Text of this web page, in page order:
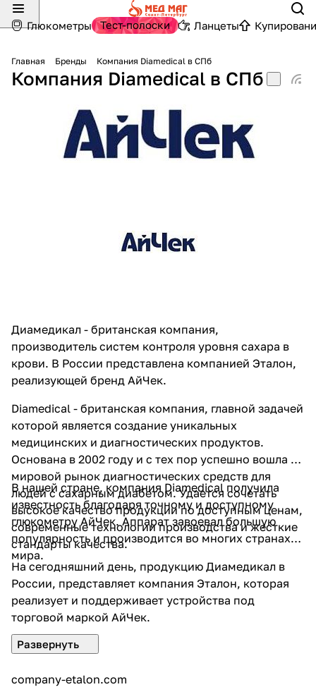
Глюкометры Тест-полоски Ланцеты
Главная Бренды Компания Diamedical в СПб
Компания Diamedical в СПб
Диамедикал - британская компания,
производитель систем контроля уровня сахара в
крови. В России представлена компанией Эталон,
реализующей бренд АйЧек.
Diamedical - британская компания, главной задачей
которой является создание уникальных
медицинских и диагностических продуктов.
Основана в 2002 году и с тех пор успешно вошла на
мировой рынок диагностических средств для
людей с сахарным диабетом. Удается сочетать
высокое качество продукции по доступным ценам,
современные технологии производства и жесткие
стандарты качества.
В нашей стране, компания Diamedical получила
известность благодаря точному и доступному
глюкометру АйЧек. Аппарат завоевал большую
популярность и производится во многих странах
мира.
На сегодняшний день, продукцию Диамедикал в
России, представляет компания Эталон, которая
реализует и поддерживает устройства под
торговой маркой АйЧек.
company-etalon.com